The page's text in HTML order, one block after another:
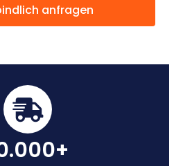
anfragen